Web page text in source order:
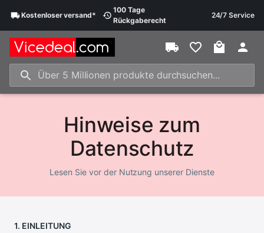
Kostenloserversand*
100 Tage
Rückgaberecht
24/7 Service
Hinweise zum
Datenschutz
Lesen Sie vor der Nutzung unserer Dienste
1. EINLEITUNG